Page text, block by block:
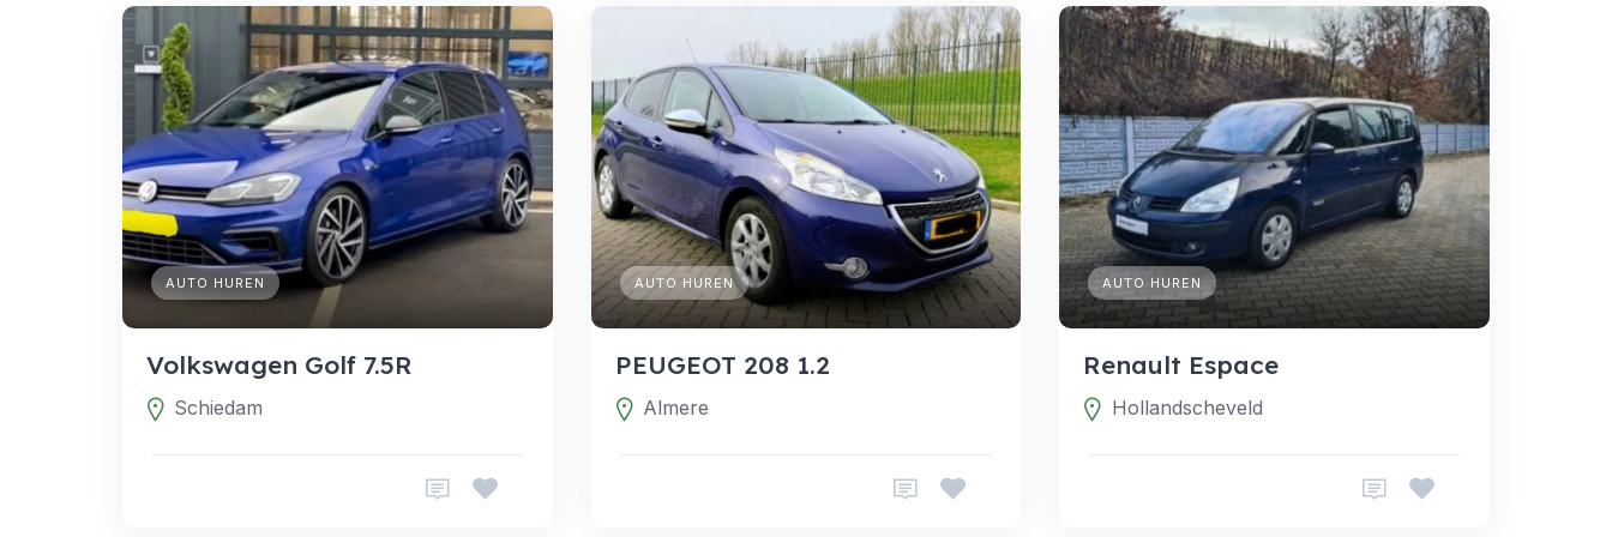
AUTO HUREN
Volkswagen Golf 7.5R
Schiedam
AUTO HUREN
PEUGEOT 208 1.2
Almere
AUTO HUREN
Renault Espace
Hollandscheveld